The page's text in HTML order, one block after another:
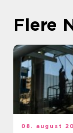
Flere
08. august